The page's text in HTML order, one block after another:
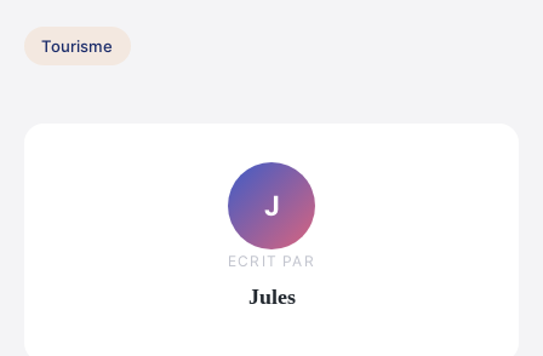
Tourisme
J
ECRIT PAR
Jules